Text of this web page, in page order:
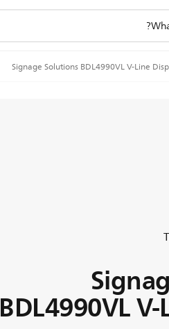
תמיכה
Signage Solutions BDL4990VL V-Line
BDL4990VL